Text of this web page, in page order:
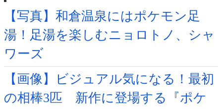
【写真】和倉温泉にはポケモン足
湯！足湯を楽しむニョロトノ、シャ
ワーズ
【画像】ビジュアル気になる！最初
の相棒3匹 新作に登場する『ポケ